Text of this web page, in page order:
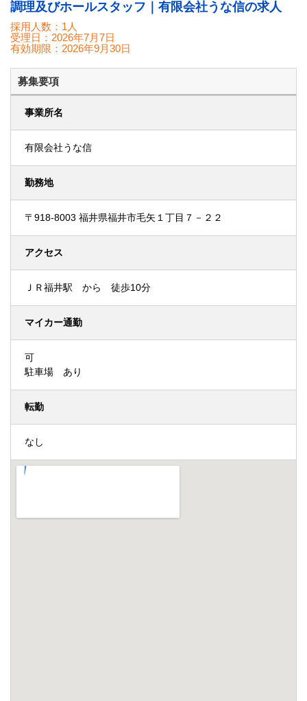
調理及びホールスタッフ｜有限会社うな信の求人
採用人数：1人
受理日： 2026年7月7日
有効期限： 2026年9月30日
募集要項
事業所名
有限会社うな信
勤務地
〒918-8003 福井県福井市毛矢１丁目７－２２
アクセス
ＪＲ福井駅 から 徒歩10分
マイカー通勤
可
駐車場 あり
転勤
なし